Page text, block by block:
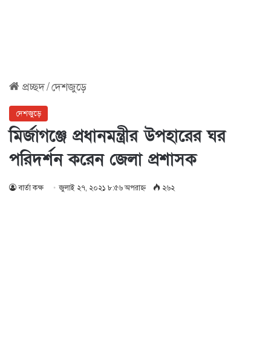
প্রচ্ছদ/দেশজুড়ে
দেশজুড়ে
মির্জাগঞ্জে প্রধানমন্ত্রীর উপহারের ঘর
পরিদর্শন করেন জেলা প্রশাসক
বার্তা কক্ষ জুলাই ২৭, ২০২১ ৮:৫৬ অপরাহ্ণ ২৬২